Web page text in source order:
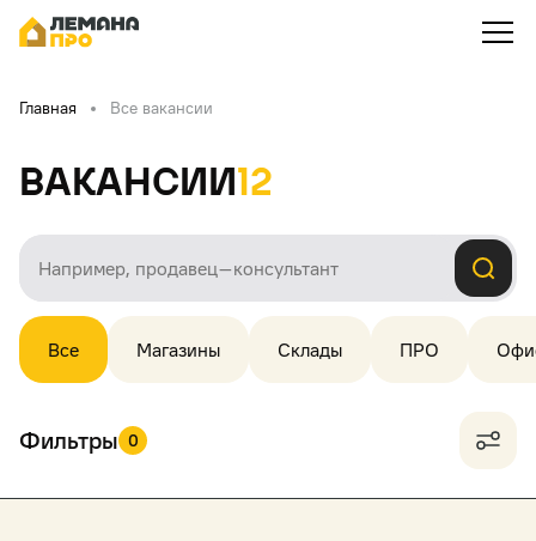
Главная Все вакансии
Вакансии12
Все Магазины Склады ПРО
Фильтры 0